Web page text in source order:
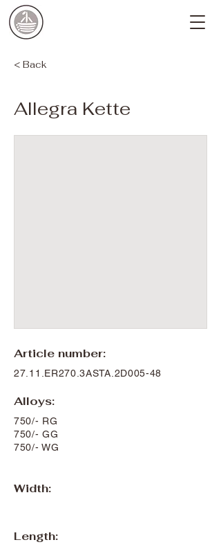
< Back
Allegra Kette
Article number:
27.11.ER270.3ASTA.2D005-48
Alloys:
750/- RG
750/- GG
750/- WG
Width:
Length: